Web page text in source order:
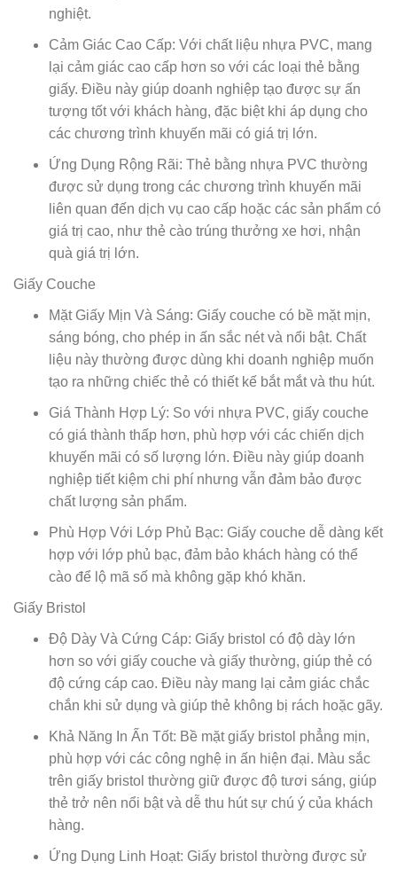
nghiệt.
Cảm Giác Cao Cấp: Với chất liệu nhựa PVC, mang
lại cảm giác cao cấp hơn so với các loại thẻ bằng
giấy. Điều này giúp doanh nghiệp tạo được sự ấn
tượng tốt với khách hàng, đặc biệt khi áp dụng cho
các chương trình khuyến mãi có giá trị lớn.
Ứng Dụng Rộng Rãi: Thẻ bằng nhựa PVC thường
được sử dụng trong các chương trình khuyến mãi
liên quan đến dịch vụ cao cấp hoặc các sản phẩm có
giá trị cao, như thẻ cào trúng thưởng xe hơi, nhận
quà giá trị lớn.
Giấy Couche
Mặt Giấy Mịn Và Sáng: Giấy couche có bề mặt mịn,
sáng bóng, cho phép in ấn sắc nét và nổi bật. Chất
liệu này thường được dùng khi doanh nghiệp muốn
tạo ra những chiếc thẻ có thiết kế bắt mắt và thu hút.
Giá Thành Hợp Lý: So với nhựa PVC, giấy couche
có giá thành thấp hơn, phù hợp với các chiến dịch
khuyến mãi có số lượng lớn. Điều này giúp doanh
nghiệp tiết kiệm chi phí nhưng vẫn đảm bảo được
chất lượng sản phẩm.
Phù Hợp Với Lớp Phủ Bạc: Giấy couche dễ dàng kết
hợp với lớp phủ bạc, đảm bảo khách hàng có thể
cào để lộ mã số mà không gặp khó khăn.
Giấy Bristol
Độ Dày Và Cứng Cáp: Giấy bristol có độ dày lớn
hơn so với giấy couche và giấy thường, giúp thẻ có
độ cứng cáp cao. Điều này mang lại cảm giác chắc
chắn khi sử dụng và giúp thẻ không bị rách hoặc gãy.
Khả Năng In Ấn Tốt: Bề mặt giấy bristol phẳng mịn,
phù hợp với các công nghệ in ấn hiện đại. Màu sắc
trên giấy bristol thường giữ được độ tươi sáng, giúp
thẻ trở nên nổi bật và dễ thu hút sự chú ý của khách
hàng.
Ứng Dụng Linh Hoạt: Giấy bristol thường được sử